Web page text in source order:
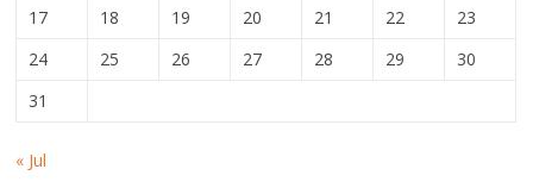
17
18 19 20 21 22
23
24
25 26 27 28 29
30
31
« Jul